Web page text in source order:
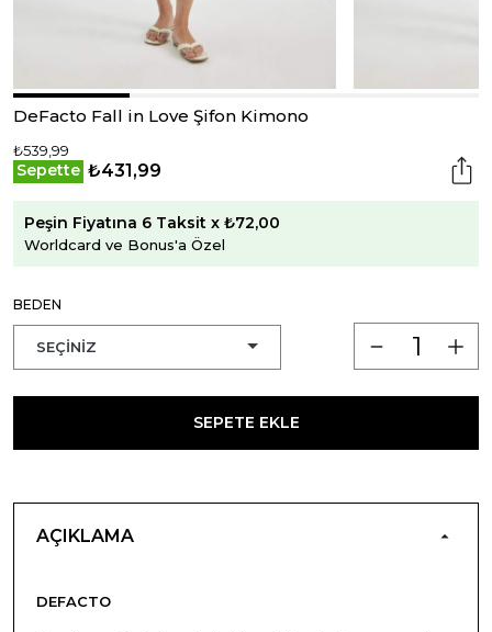
DeFacto Fall in Love Şifon Kimono
₺539,99
Sepette ₺431,99
Peşin Fiyatına 6 Taksit x ₺72,00
Worldcard ve Bonus'a Özel
BEDEN
SEPETE EKLE
AÇIKLAMA
DEFACTO